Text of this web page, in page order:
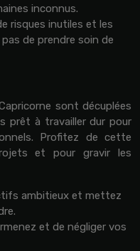
inconnus.
risques inutiles et les
de prendre soin de
sont décuplées
prêt à travailler dur pour
Profitez de cette
et pour gravir les
ambitieux et mettez
et de négliger vos